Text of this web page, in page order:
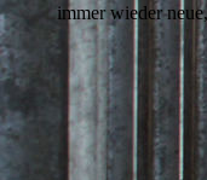
immer wieder